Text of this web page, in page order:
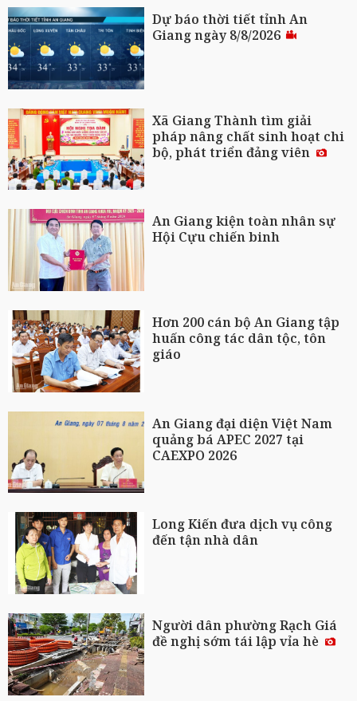
Dự báo thời tiết tỉnh An
Giang ngày 8/8/2026
Xã Giang Thành tìm giải
pháp nâng chất sinh hoạt chi
bộ, phát triển đảng viên
An Giang kiện toàn nhân sự
Hội Cựu chiến binh
Hơn 200 cán bộ An Giang tập
huấn công tác dân tộc, tôn
giáo
An Giang đại diện Việt Nam
quảng bá APEC 2027 tại
CAEXPO 2026
Long Kiến đưa dịch vụ công
đến tận nhà dân
Người dân phường Rạch Giá
đề nghị sớm tái lập vỉa hè